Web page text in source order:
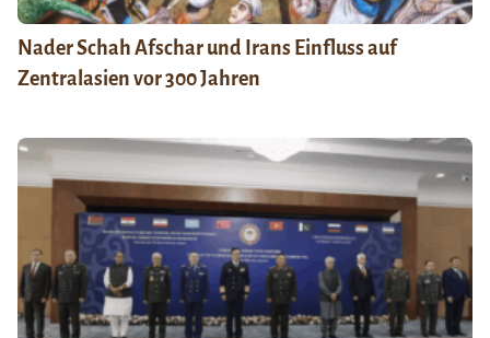
Nader Schah Afschar und Irans Einfluss auf
Zentralasien vor 300 Jahren